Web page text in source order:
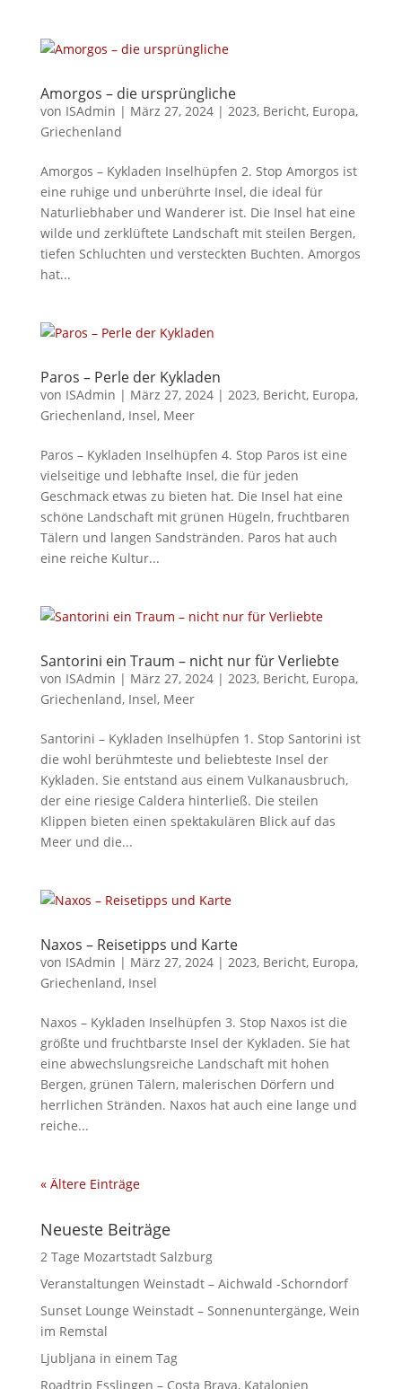
Amorgos – die ursprüngliche
von ISAdmin | März 27, 2024| 2023, Bericht, Europa,
Griechenland
Amorgos – Kykladen Inselhüpfen 2. Stop Amorgos ist
eine ruhige und unberührte Insel, die ideal für
Naturliebhaber und Wanderer ist. Die Insel hat eine
wilde und zerklüftete Landschaft mit steilen Bergen,
tiefen Schluchten und versteckten Buchten. Amorgos
hat...
Paros – Perle der Kykladen
von ISAdmin | März 27, 2024| 2023, Bericht, Europa,
Griechenland, Insel, Meer
Paros – Kykladen Inselhüpfen 4. Stop Paros ist eine
vielseitige und lebhafte Insel, die für jeden
Geschmack etwas zu bieten hat. Die Insel hat eine
schöne Landschaft mit grünen Hügeln, fruchtbaren
Tälern und langen Sandstränden. Paros hat auch
eine reiche Kultur...
Santorini ein Traum – nicht nur für Verliebte
von ISAdmin | März 27, 2024| 2023, Bericht, Europa,
Griechenland, Insel, Meer
Santorini – Kykladen Inselhüpfen 1. Stop Santorini ist
die wohl berühmteste und beliebteste Insel der
Kykladen. Sie entstand aus einem Vulkanausbruch,
der eine riesige Caldera hinterließ. Die steilen
Klippen bieten einen spektakulären Blick auf das
Meer und die...
Naxos – Reisetipps und Karte
von ISAdmin | März 27, 2024| 2023, Bericht, Europa,
Griechenland, Insel
Naxos – Kykladen Inselhüpfen 3. Stop Naxos ist die
größte und fruchtbarste Insel der Kykladen. Sie hat
eine abwechslungsreiche Landschaft mit hohen
Bergen, grünen Tälern, malerischen Dörfern und
herrlichen Stränden. Naxos hat auch eine lange und
reiche...
« Ältere Einträge
Neueste Beiträge
2 Tage Mozartstadt Salzburg
Veranstaltungen Weinstadt – Aichwald -Schorndorf
Sunset Lounge Weinstadt – Sonnenuntergänge, Wein
im Remstal
Ljubljana in einem Tag
Roadtrip Esslingen – Costa Brava, Katalonien